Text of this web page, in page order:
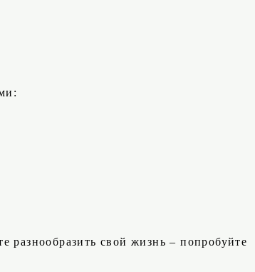
разнообразить свой жизнь – попробуйте